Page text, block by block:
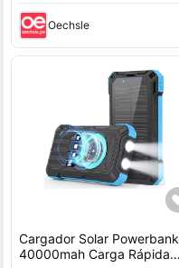
Oechsle
Cargador Solar Powerbank
40000mah Carga Rápida